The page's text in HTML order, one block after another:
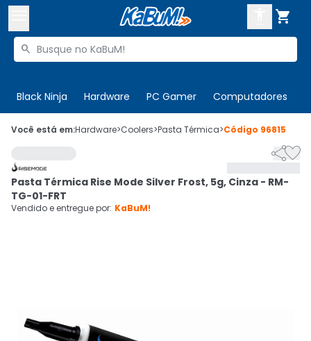

Buscar produtos

Black Ninja Hardware PC Gamer Computadores
 Olá. Acesse sua conta
Cupons
CADASTRE-SE
Você está em:Hardware>Coolers>Pasta Térmica>Código 96815

Pasta Térmica Rise Mode Silver Frost, 5g, Cinza - RM-
TG-01-FRT
Vendido e entregue por: KaBuM!